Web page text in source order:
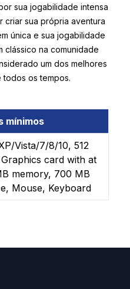
sua jogabilidade intensa
criar sua própria aventura
única e sua jogabilidade
clássico na comunidade
um dos melhores
os tempos.
mínimos
Vista/7/8/10, 512
card with at
memory, 700 MB
Mouse, Keyboard